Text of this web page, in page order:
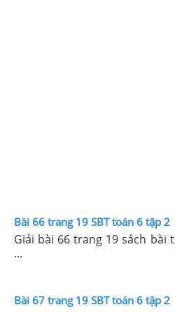
Bài 66 trang 19 SBT toán 6 tập 2
Giải bài 66 trang 19 sách bài
...
Bài 67 trang 19 SBT toán 6 tập 2